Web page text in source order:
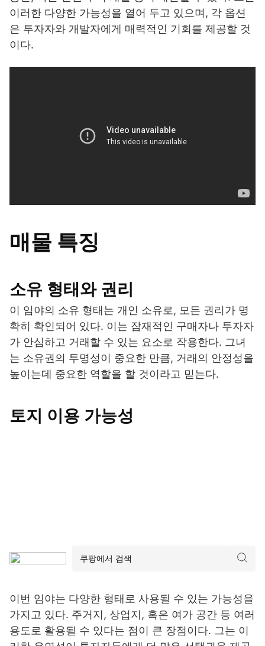
이러한 다양한 가능성을 열어 두고 있으며, 각 옵션
은 투자자와 개발자에게 매력적인 기회를 제공할 것
이다.
매물 특징
소유 형태와 권리
이 임야의 소유 형태는 개인 소유로, 모든 권리가 명
확히 확인되어 있다. 이는 잠재적인 구매자나 투자자
가 안심하고 거래할 수 있는 요소로 작용한다. 그녀
는 소유권의 투명성이 중요한 만큼, 거래의 안정성을
높이는데 중요한 역할을 할 것이라고 믿는다.
토지 이용 가능성
이번 임야는 다양한 형태로 사용될 수 있는 가능성을
가지고 있다. 주거지, 상업지, 혹은 여가 공간 등 여러
용도로 활용될 수 있다는 점이 큰 장점이다. 그는 이